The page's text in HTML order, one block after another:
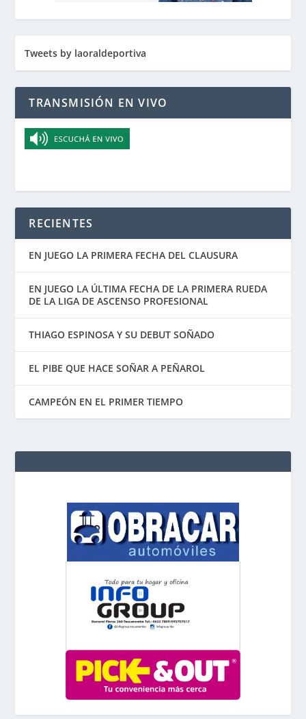
Tweets by laoraldeportiva
TRANSMISIÓN EN VIVO
RECIENTES
EN JUEGO LA PRIMERA FECHA DEL CLAUSURA
EN JUEGO LA ÚLTIMA FECHA DE LA PRIMERA RUEDA
DE LA LIGA DE ASCENSO PROFESIONAL
THIAGO ESPINOSA Y SU DEBUT SOÑADO
EL PIBE QUE HACE SOÑAR A PEÑAROL
CAMPEÓN EN EL PRIMER TIEMPO